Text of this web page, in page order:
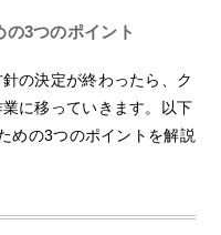
3つのポイント
の決定が終わったら、ク
に移っていきます。以下
めの3つのポイントを解説